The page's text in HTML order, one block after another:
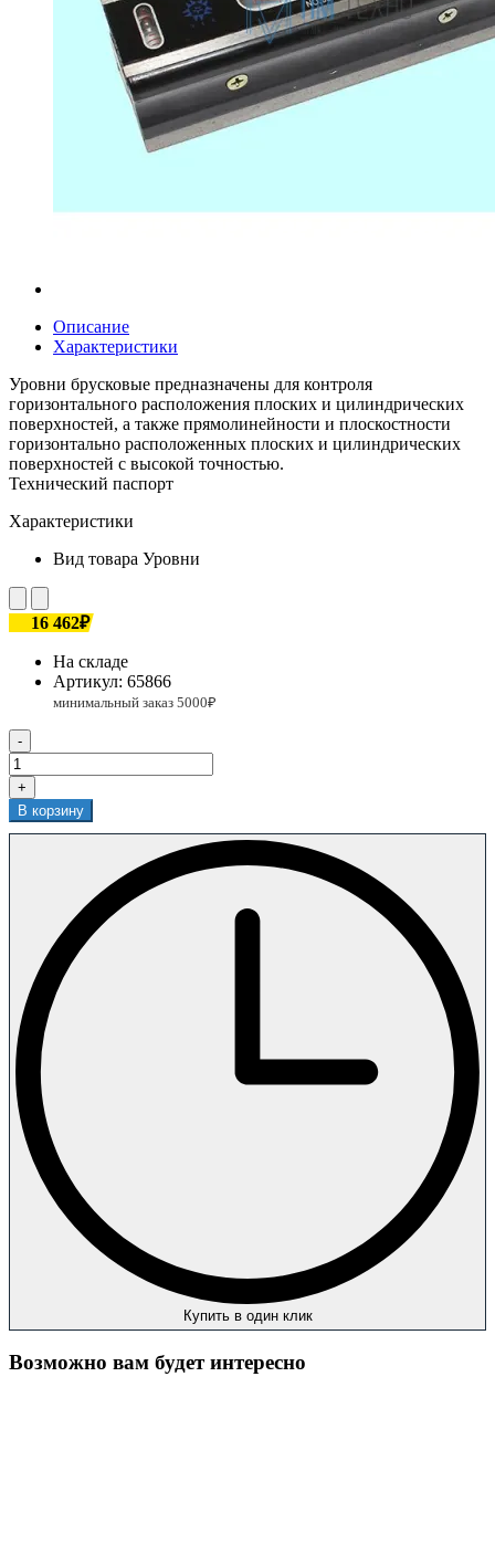
Описание
Характеристики
Уровни брусковые предназначены для контроля
горизонтального расположения плоских и цилиндрических
поверхностей, а также прямолинейности и плоскостности
горизонтально расположенных плоских и цилиндрических
поверхностей с высокой точностью.
Технический паспорт
Характеристики
Вид товара Уровни
16 462₽
На складе
Артикул: 65866
-
+
В корзину
Купить в один клик
Возможно вам будет интересно